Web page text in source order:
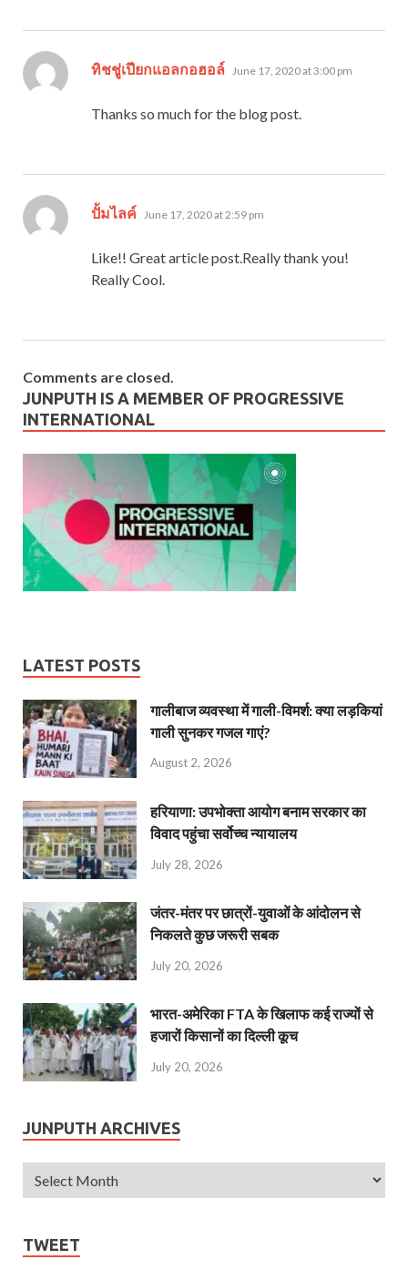
ทิชชู่เปียกแอลกอฮอล์ says:
June 17, 2020 at 3:00 pm
Thanks so much for the blog post.
ปั้มไลค์ says:
June 17, 2020 at 2:59 pm
Like!! Great article post.Really thank you!
Really Cool.
Comments are closed.
JUNPUTH IS A MEMBER OF PROGRESSIVE
INTERNATIONAL
LATEST POSTS
गालीबाज व्‍यवस्‍था में गाली-विमर्श: क्या लड़कियां
गाली सुनकर गजल गाएं?
August 2, 2026
हरियाणा: उपभोक्ता आयोग बनाम सरकार का
विवाद पहुंचा सर्वोच्च न्यायालय
July 28, 2026
जंतर-मंतर पर छात्रों-युवाओं के आंदोलन से
निकलते कुछ जरूरी सबक
July 20, 2026
भारत-अमेरिका FTA के खिलाफ कई राज्यों से
हजारों किसानों का दिल्ली कूच
July 20, 2026
JUNPUTH ARCHIVES
TWEET